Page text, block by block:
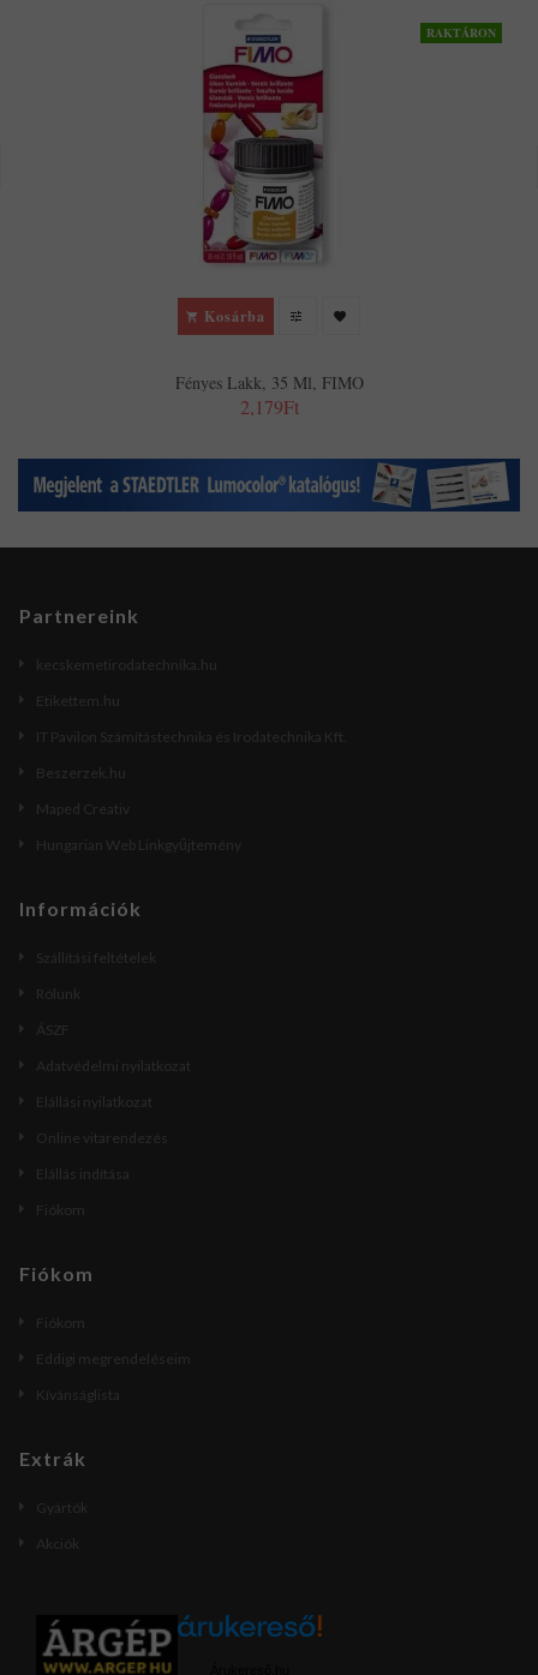
RAKTÁRON
Kosárba
Fényes Lakk, 35 Ml, FIMO
2,179Ft
Partnereink
kecskemetirodatechnika.hu
Etikettem.hu
IT Pavilon Számítástechnika és Irodatechnika Kft.
Beszerzek.hu
Maped Creativ
Hungarian Web Linkgyűjtemény
Információk
Szállítási feltételek
Rólunk
ÁSZF
Adatvédelmi nyilatkozat
Elállási nyilatkozat
Online vitarendezés
Elállás indítása
Fiókom
Fiókom
Fiókom
Eddigi megrendeléseim
Kívánságlista
Extrák
Gyártók
Akciók